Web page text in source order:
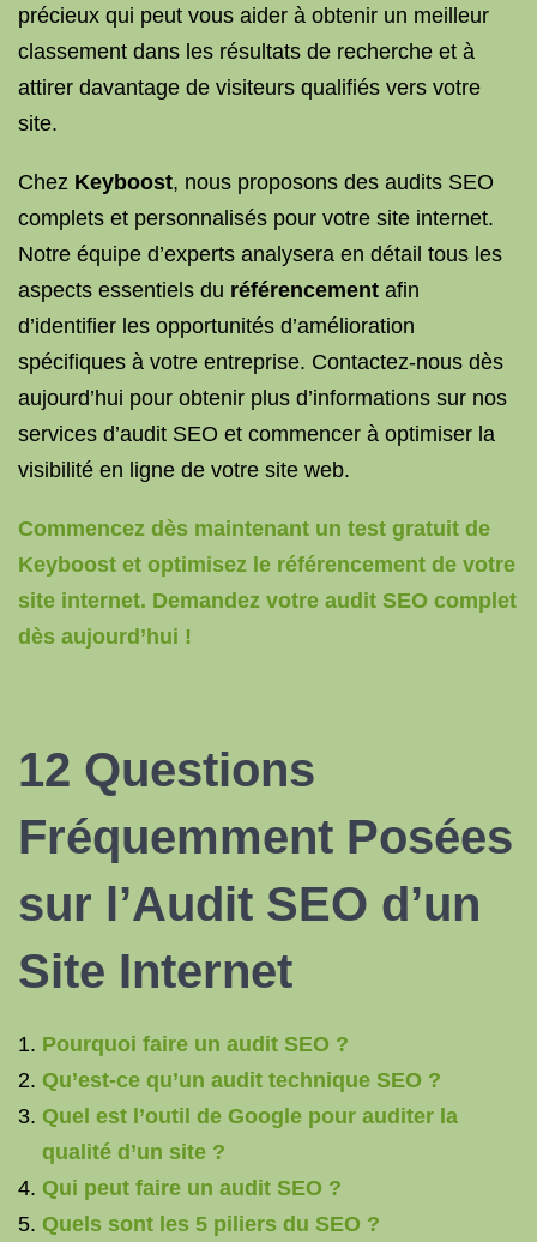
précieux qui peut vous aider à obtenir un meilleur
classement dans les résultats de recherche et à
attirer davantage de visiteurs qualifiés vers votre
site.
Chez Keyboost, nous proposons des audits SEO
complets et personnalisés pour votre site internet.
Notre équipe d’experts analysera en détail tous les
aspects essentiels du référencement afin
d’identifier les opportunités d’amélioration
spécifiques à votre entreprise. Contactez-nous dès
aujourd’hui pour obtenir plus d’informations sur nos
services d’audit SEO et commencer à optimiser la
visibilité en ligne de votre site web.
Commencez dès maintenant un test gratuit de
Keyboost et optimisez le référencement de votre
site internet. Demandez votre audit SEO complet
dès aujourd’hui !
12 Questions
Fréquemment Posées
sur l’Audit SEO d’un
Site Internet
Pourquoi faire un audit SEO ?
Qu’est-ce qu’un audit technique SEO ?
Quel est l’outil de Google pour auditer la
qualité d’un site ?
Qui peut faire un audit SEO ?
Quels sont les 5 piliers du SEO ?